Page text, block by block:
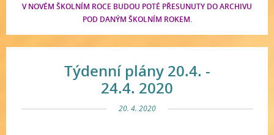
V NOVÉM ŠKOLNÍM ROCE BUDOU POTÉ PŘESUNUTY DO ARCHIVU
POD DANÝM ŠKOLNÍM ROKEM.
Týdenní plány 20.4. -
24.4. 2020
20. 4. 2020